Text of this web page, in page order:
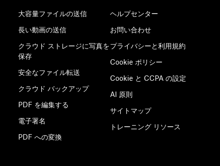
大容量ファイルの送信
長い動画の送信
クラウド ストレージに写真を
保存
安全なファイル転送
クラウド バックアップ
PDF を編集する
電子署名
PDF への変換
ヘルプセンター
お問い合わせ
プライバシーと利用規約
Cookie ポリシー
Cookie と CCPA の設定
AI 原則
サイトマップ
トレーニング リソース